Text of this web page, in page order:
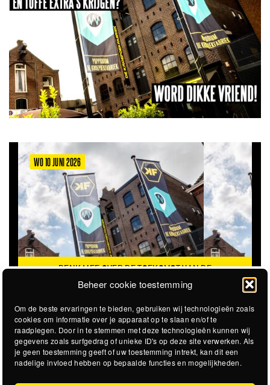
Beheer cookie toestemming
Om de beste ervaringen te bieden, gebruiken wij technologieën zoals
cookies om informatie over je apparaat op te slaan en/of te
raadplegen. Door in te stemmen met deze technologieën kunnen wij
gegevens zoals surfgedrag of unieke ID's op deze site verwerken. Als
je geen toestemming geeft of uw toestemming intrekt, kan dit een
nadelige invloed hebben op bepaalde functies en mogelijkheden.
WO 10 JUNI 2026
DENK MEE OVER DE TOEKOMST VAN DE
KROEPOEKFABRIEK